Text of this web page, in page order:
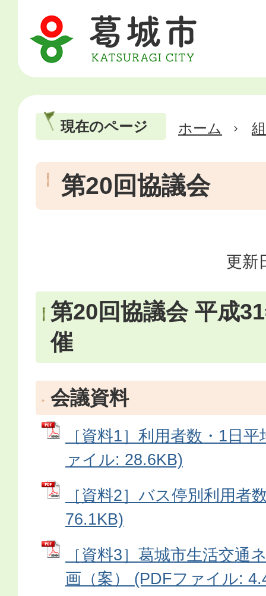
現在のページ ホーム
第20回協議会
更新
第20回協議会 平成
催
会議資料
［資料1］利用者数・1日
ァイル: 28.6KB)
［資料2］バス停別利用者
76.1KB)
［資料3］葛城市生活交通
画（案） (PDFファイル: